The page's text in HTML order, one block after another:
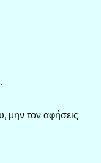
μην τον αφήσεις